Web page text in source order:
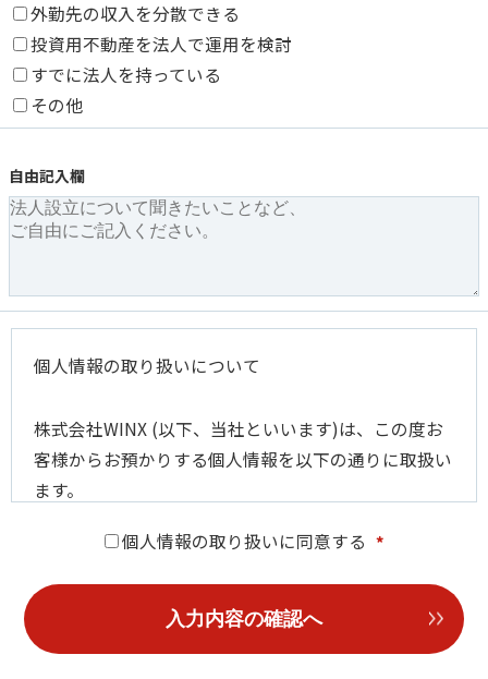
外勤先の収入を分散できる
投資用不動産を法人で運用を検討
すでに法人を持っている
その他
自由記入欄
個人情報の取り扱いについて
株式会社WINX (以下、当社といいます)は、この度お
客様からお預かりする個人情報を以下の通りに取扱い
ます。
■お預かりする個人情報の利用目的
お客様の個人情報は、以下の目的のために利用させて
【医師のための法人設立診断お申込者情報】
個人情報の取り扱いに同意する *